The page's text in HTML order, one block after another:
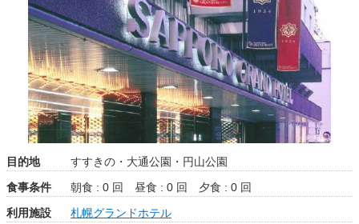
目的地
すすきの・大通公園・円山公園
食事条件
朝食 : 0 回 昼食 : 0 回
夕食 : 0 回
利用施設
札幌グランドホテル